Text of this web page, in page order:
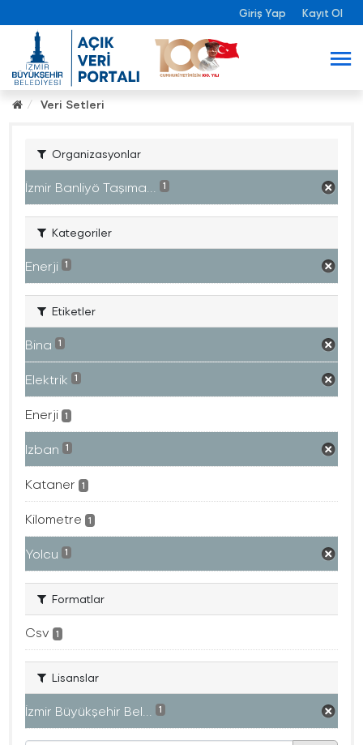
Giriş Yap Kayıt Ol
Veri Setleri
Organizasyonlar
İzmir Banliyö Taşıma... 1
Kategoriler
Enerji 1
Etiketler
Bina 1
Elektrik 1
Enerji 1
Izban 1
Kataner 1
Kilometre 1
Yolcu 1
Formatlar
Csv 1
Lisanslar
İzmir Büyükşehir Bel... 1